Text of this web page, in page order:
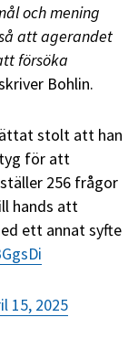
och mening
att agerandet
försöka
Bohlin.
stolt att han
för att
256 frågor
hands att
ett annat syfte
15, 2025